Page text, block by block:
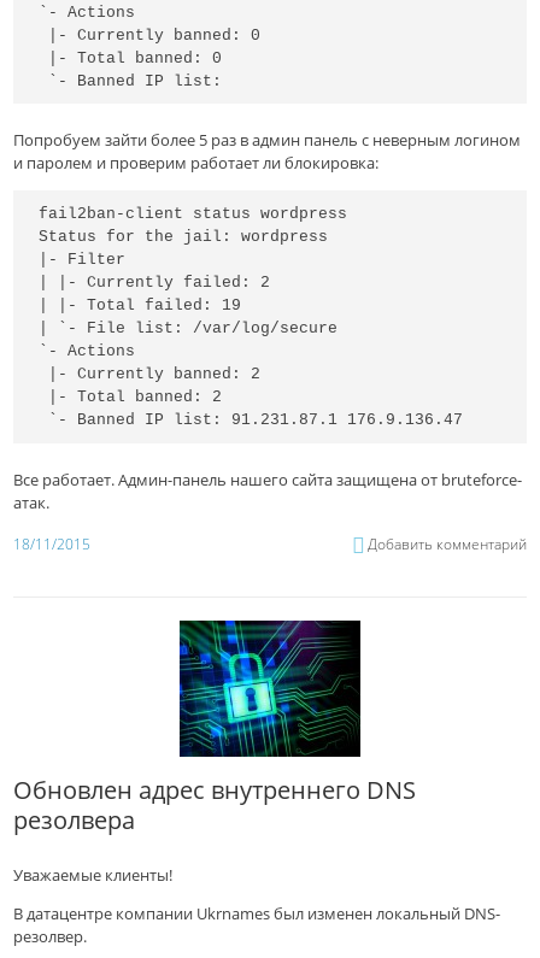
`- Actions
|- Currently banned: 0
|- Total banned: 0
`- Banned IP list:
Попробуем зайти более 5 раз в админ панель с неверным логином
и паролем и проверим работает ли блокировка:
fail2ban-client status wordpress
Status for the jail: wordpress
|- Filter
| |- Currently failed: 2
| |- Total failed: 19
| `- File list: /var/log/secure
`- Actions
|- Currently banned: 2
|- Total banned: 2
`- Banned IP list: 91.231.87.1 176.9.136.47
Все работает. Админ-панель нашего сайта защищена от bruteforce-
атак.
18/11/2015 Добавить комментарий
Обновлен адрес внутреннего DNS
резолвера
Уважаемые клиенты!
В датацентре компании Ukrnames был изменен локальный DNS-
резолвер.